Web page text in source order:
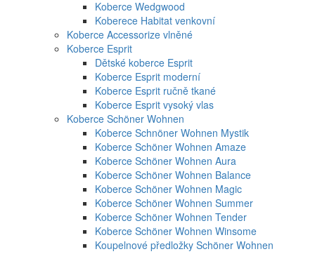
Koberce Wedgwood
Koberece Habitat venkovní
Koberce Accessorize vlněné
Koberce Esprit
Dětské koberce Esprit
Koberce Esprit moderní
Koberce Esprit ručně tkané
Koberce Esprit vysoký vlas
Koberce Schöner Wohnen
Koberce Schnöner Wohnen Mystik
Koberce Schöner Wohnen Amaze
Koberce Schöner Wohnen Aura
Koberce Schöner Wohnen Balance
Koberce Schöner Wohnen Magic
Koberce Schöner Wohnen Summer
Koberce Schöner Wohnen Tender
Koberce Schöner Wohnen Winsome
Koupelnové předložky Schöner Wohnen